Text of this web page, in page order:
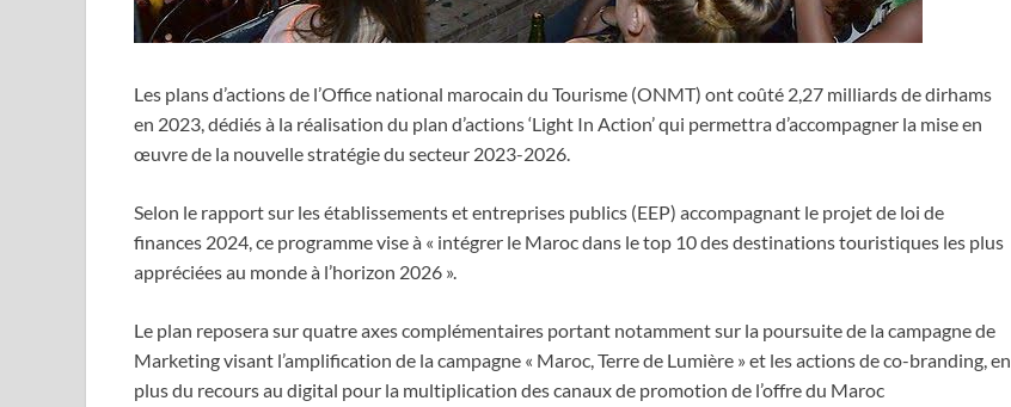
Les plans d’actions de l’Office national marocain du Tourisme (ONMT) ont coûté 2,27 milliards de dirhams
en 2023, dédiés à la réalisation du plan d’actions ‘Light In Action’ qui permettra d’accompagner la mise en
œuvre de la nouvelle stratégie du secteur 2023-2026.
Selon le rapport sur les établissements et entreprises publics (EEP) accompagnant le projet de loi de
finances 2024, ce programme vise à « intégrer le Maroc dans le top 10 des destinations touristiques les plus
appréciées au monde à l’horizon 2026 ».
Le plan reposera sur quatre axes complémentaires portant notamment sur la poursuite de la campagne de
Marketing visant l’amplification de la campagne « Maroc, Terre de Lumière » et les actions de co-branding, en
plus du recours au digital pour la multiplication des canaux de promotion de l’offre du Maroc